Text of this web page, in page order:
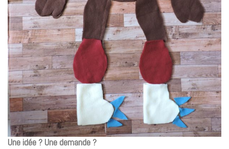
Une idée ? Une demande ?